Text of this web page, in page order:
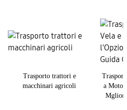
Trasporto trattori e
macchinari agricoli
a